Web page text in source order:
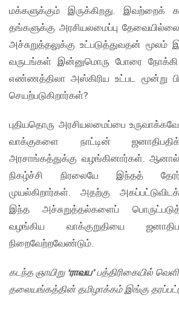
மக்களுக்கும் இருக்கிறது. இவற்றைக்
தங்களுக்கு அரசியலமைப்பு
அச்சுறுத்தலுக்கு உட்படுத்துவதன்
வருடங்கள் இன்னுமொரு போரை நோக்கி
எண்ணத்திலா அஸ்கிரிய உட்பட மூன்று
செயற்படுகிறார்கள்?
புதியதொரு அரசியலமைப்பை
வாக்குகளை நாட்டின்
அரசாங்கத்துக்கு வழங்கினார்கள்.
நிகழ்ச்சி நிரலையே இந்தத்
முயல்கிறார்கள். அதற்கு
இந்த அச்சுறுத்தல்களைப்
வழங்கிய வாக்குறுதியை
நிறைவேற்றவேண்டும்.
கடந்த ஞாயிறு ‘ராவய’பத்திரிகையில்
தலையங்கத்தின் தமிழாக்கம் இங்கு